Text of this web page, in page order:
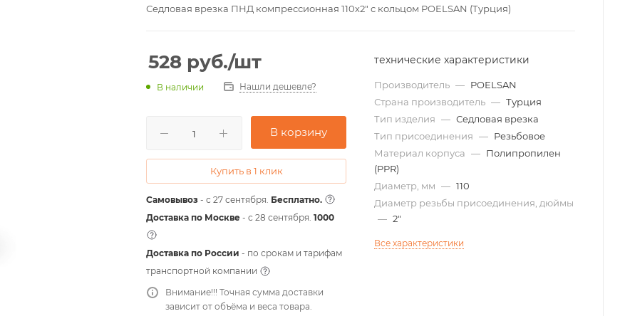
Седловая врезка ПНД компрессионная 110х2" с кольцом POELSAN (Турция)
528 руб./шт
В наличии Нашли дешевле?
В корзину
Купить в 1 клик
Самовывоз - с 27 сентября. Бесплатно.
Доставка по Москве - c 28 сентября. 1000
Доставка по России - по срокам и тарифам
транспортной компании
Внимание!!! Точная сумма доставки
зависит от объёма и веса товара.
технические характеристики
Производитель — POELSAN
Страна производитель — Турция
Тип изделия — Седловая врезка
Тип присоединения — Резьбовое
Материал корпуса — Полипропилен
(PPR)
Диаметр, мм — 110
Диаметр резьбы присоединения, дюймы
— 2"
Все характеристики